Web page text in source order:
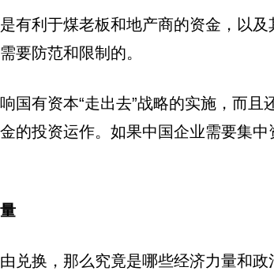
利于煤老板和地产商的资金，以及
要防范和限制的。
国有资本“走出去”战略的实施，而
的投资运作。如果中国企业需要集
兑换，那么究竟是哪些经济力量和